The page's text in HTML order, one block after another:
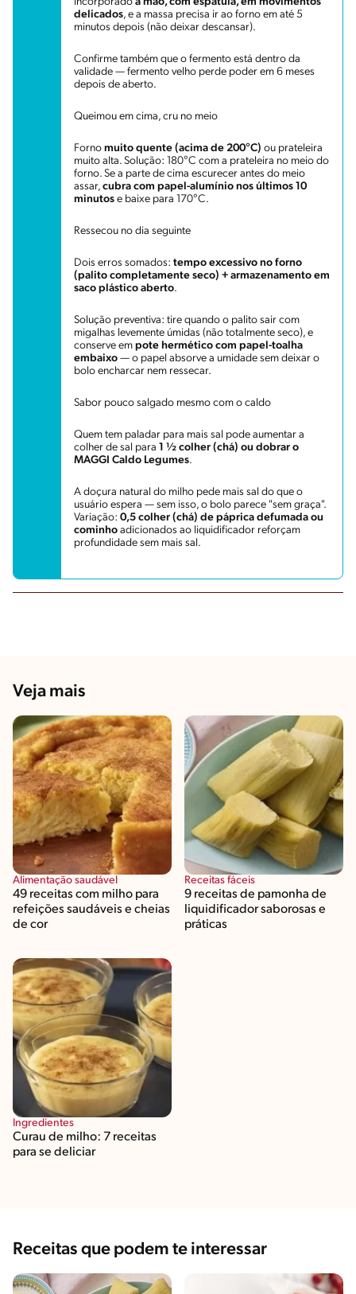
delicados, e a massa precisa ir ao forno em até 5
minutos depois (não deixar descansar).
Confirme também que o fermento está dentro da
validade — fermento velho perde poder em 6 meses
depois de aberto.
Queimou em cima, cru no meio
Forno muito quente (acima de 200°C) ou prateleira
muito alta. Solução: 180°C com a prateleira no meio do
forno. Se a parte de cima escurecer antes do meio
assar, cubra com papel-alumínio nos últimos 10
minutos e baixe para 170°C.
Ressecou no dia seguinte
Dois erros somados: tempo excessivo no forno
(palito completamente seco) + armazenamento em
saco plástico aberto.
Solução preventiva: tire quando o palito sair com
migalhas levemente úmidas (não totalmente seco), e
conserve em pote hermético com papel-toalha
embaixo — o papel absorve a umidade sem deixar o
bolo encharcar nem ressecar.
Sabor pouco salgado mesmo com o caldo
Quem tem paladar para mais sal pode aumentar a
colher de sal para 1 ½ colher (chá) ou dobrar o
MAGGI Caldo Legumes.
A doçura natural do milho pede mais sal do que o
usuário espera — sem isso, o bolo parece "sem graça".
Variação: 0,5 colher (chá) de páprica defumada ou
cominho adicionados ao liquidificador reforçam
profundidade sem mais sal.
Veja mais
Alimentação saudável
49 receitas com milho para
refeições saudáveis e cheias
de cor
Receitas fáceis
9 receitas de pamonha de
liquidificador saborosas e
práticas
Ingredientes
Curau de milho: 7 receitas
para se deliciar
Receitas que podem te interessar